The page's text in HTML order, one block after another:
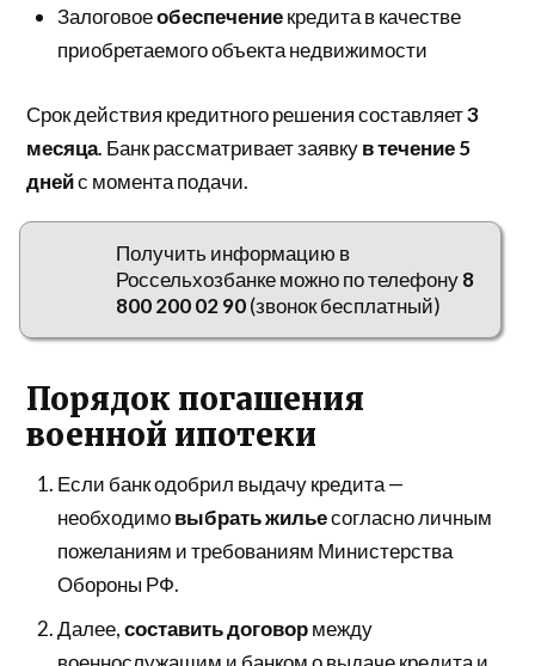
Залоговоеобеспечениекредита в качестве
приобретаемого объекта недвижимости
Срок действия кредитного решения составляет3
месяца. Банк рассматривает заявкув течение 5
днейс момента подачи.
Получить информацию в
Россельхозбанке можно по телефону8
800 200 02 90(звонок бесплатный)
Порядок погашения
военной ипотеки
Если банк одобрил выдачу кредита —
необходимовыбрать жильесогласно личным
пожеланиям и требованиям Министерства
Обороны РФ.
Далее,составить договормежду